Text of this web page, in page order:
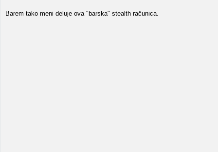
Barem tako meni deluje ova "barska" stealth računica.